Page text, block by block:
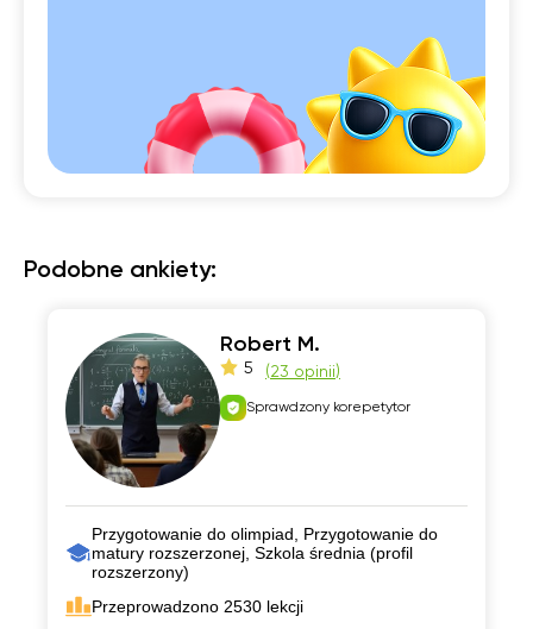
Podobne ankiety:
Robert M.
5 (23 opinii)
Sprawdzony korepetytor
Przygotowanie do olimpiad, Przygotowanie do
matury rozszerzonej, Szkola średnia (profil
rozszerzony)
Przeprowadzono 2530 lekcji